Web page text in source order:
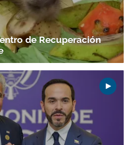
de Recuperación